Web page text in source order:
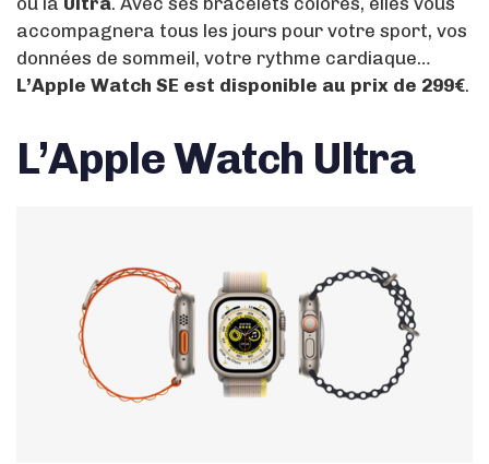
accompagnera tous les jours pour votre sport, vos
données de sommeil, votre rythme cardiaque…
L’Apple Watch SE est disponible au prix de 299€.
L’Apple Watch Ultra